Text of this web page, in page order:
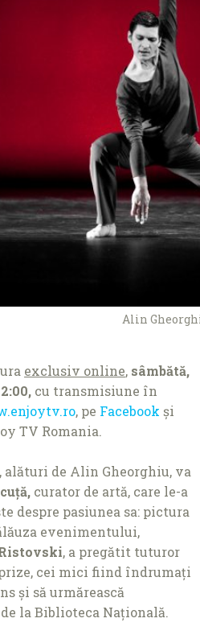
Alin
exclusiv online, sâmbătă,
cu transmisiune în
, pe Facebook și
TV Romania.
de Alin Gheorghiu, va
curator de artă, care le-a
despre pasiunea sa: pictura
evenimentului,
, a pregătit tuturor
cei mici fiind îndrumați
și să urmărească
la Biblioteca Națională.